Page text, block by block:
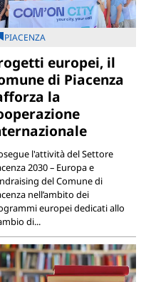
PIACENZA
europei, il
di Piacenza
la
l'attività del Settore
2030 – Europa e
del Comune di
nell’ambito dei
europei dedicati allo
di...